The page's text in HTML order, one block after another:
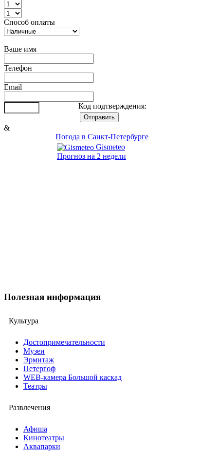
Способ оплаты
Ваше имя
Телефон
Email
Код подтверждения:
&
Погода в Санкт-Петербурге
Gismeteo
Прогноз на 2 недели
Полезная информация
Культура
Достопримечательности
Музеи
Эрмитаж
Петергоф
WEB-камера Большой каскад
Театры
Развлечения
Афиша
Кинотеатры
Аквапарки